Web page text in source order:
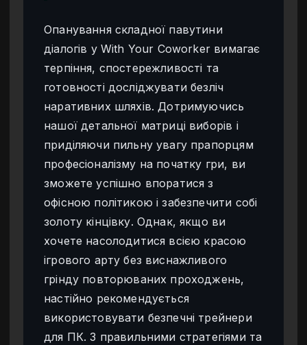
Опанування складної павутини
діалогів у With Your Coworker вимагає
терпіння, спостережливості та
готовності досліджувати безліч
наративних шляхів. Дотримуючись
нашої детальної матриці виборів і
приділяючи пильну увагу прапорцям
професіоналізму на початку гри, ви
зможете успішно впоратися з
офісною політикою і забезпечити собі
золоту кінцівку. Однак, якщо ви
хочете насолодитися всією красою
ігрового арту без виснажливого
грінду повторюваних проходжень,
настійно рекомендується
використовувати безпечні трейнери
для ПК. З правильними стратегіями та